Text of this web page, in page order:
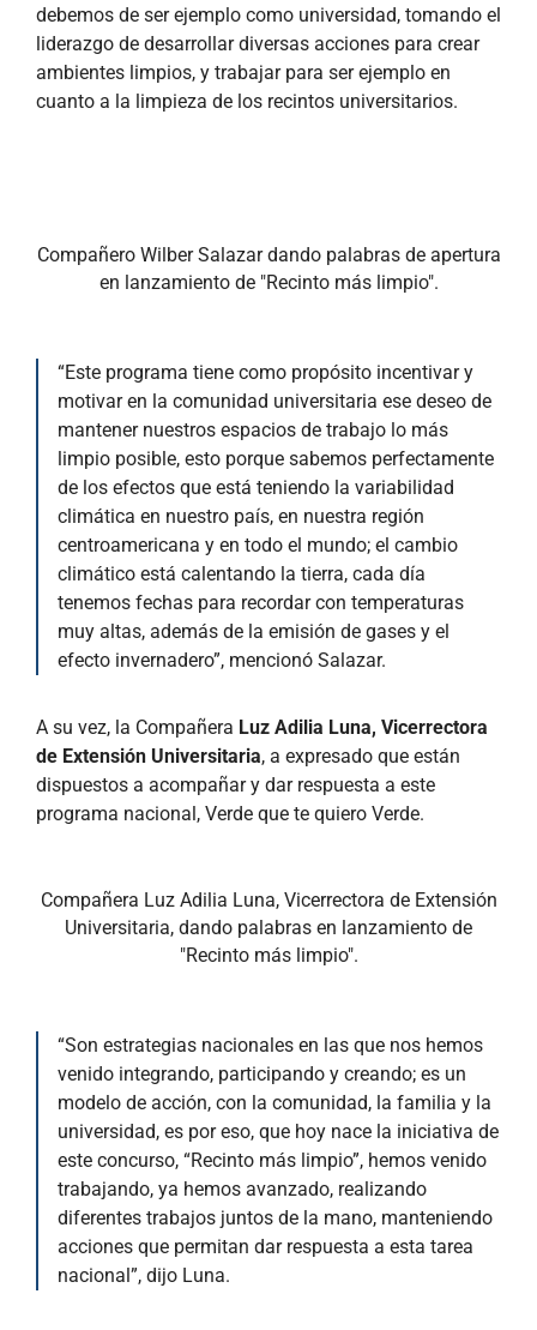
debemos de ser ejemplo como universidad, tomando el
liderazgo de desarrollar diversas acciones para crear
ambientes limpios, y trabajar para ser ejemplo en
cuanto a la limpieza de los recintos universitarios.
Compañero Wilber Salazar dando palabras de apertura
en lanzamiento de "Recinto más limpio".
“Este programa tiene como propósito incentivar y
motivar en la comunidad universitaria ese deseo de
mantener nuestros espacios de trabajo lo más
limpio posible, esto porque sabemos perfectamente
de los efectos que está teniendo la variabilidad
climática en nuestro país, en nuestra región
centroamericana y en todo el mundo; el cambio
climático está calentando la tierra, cada día
tenemos fechas para recordar con temperaturas
muy altas, además de la emisión de gases y el
efecto invernadero”, mencionó Salazar.
A su vez, la Compañera Luz Adilia Luna, Vicerrectora
de Extensión Universitaria, a expresado que están
dispuestos a acompañar y dar respuesta a este
programa nacional, Verde que te quiero Verde.
Compañera Luz Adilia Luna, Vicerrectora de Extensión
Universitaria, dando palabras en lanzamiento de
"Recinto más limpio".
“Son estrategias nacionales en las que nos hemos
venido integrando, participando y creando; es un
modelo de acción, con la comunidad, la familia y la
universidad, es por eso, que hoy nace la iniciativa de
este concurso, “Recinto más limpio”, hemos venido
trabajando, ya hemos avanzado, realizando
diferentes trabajos juntos de la mano, manteniendo
acciones que permitan dar respuesta a esta tarea
nacional”, dijo Luna.